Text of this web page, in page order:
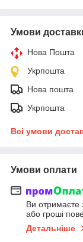
Умови
Нова Пошта
Укрпошта
Нова пошта
Укрпошта
Всі умови
Умови оплати
Ви отримаєте
або гроші
Детальніше